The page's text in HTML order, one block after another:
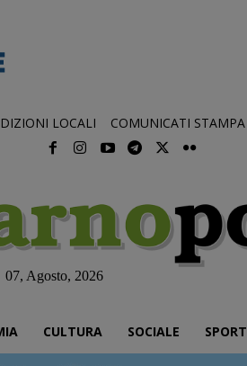
LOCALI COMUNICATI STAMPA
07, Agosto, 2026
CULTURA SOCIALE SPORT